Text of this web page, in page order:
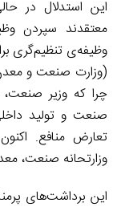
این استدلال در
معتقدند سپردن
وظیفه‌ی تنظیم‌گری
(وزارت صنعت و
چرا که وزیر
صنعت و تولید
تعارض منافع.
وزارتحانه صنعت،
این برداشت‌های